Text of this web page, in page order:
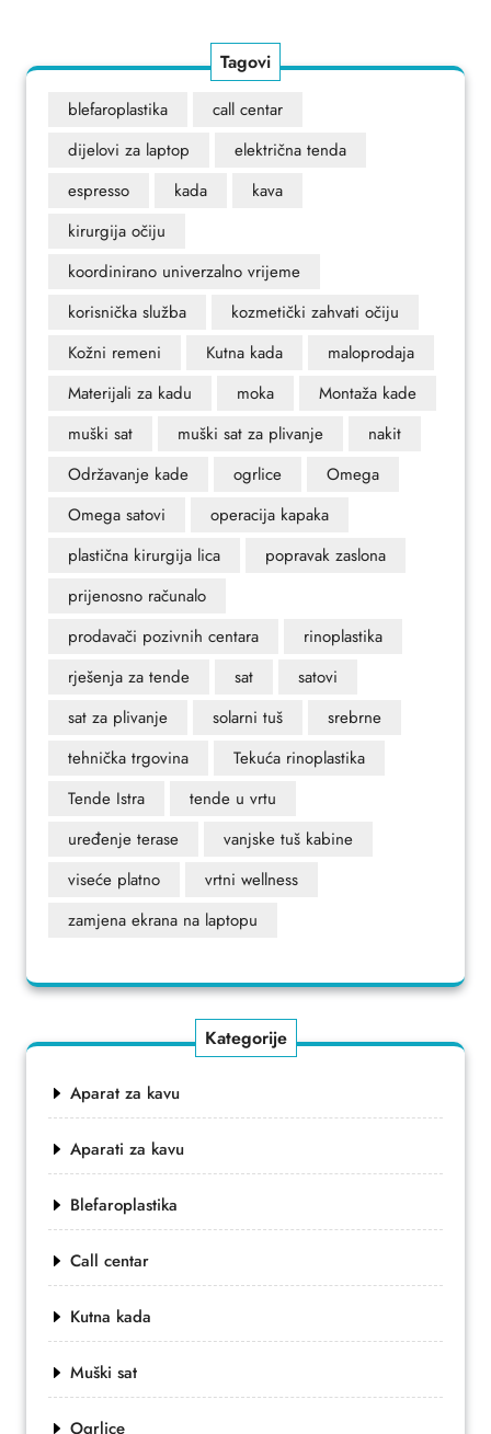
Tagovi
blefaroplastika
call centar
dijelovi za laptop
električna tenda
espresso
kada
kava
kirurgija očiju
koordinirano univerzalno vrijeme
korisnička služba
kozmetički zahvati očiju
Kožni remeni
Kutna kada
maloprodaja
Materijali za kadu
moka
Montaža kade
muški sat
muški sat za plivanje
nakit
Održavanje kade
ogrlice
Omega
Omega satovi
operacija kapaka
plastična kirurgija lica
popravak zaslona
prijenosno računalo
prodavači pozivnih centara
rinoplastika
rješenja za tende
sat
satovi
sat za plivanje
solarni tuš
srebrne
tehnička trgovina
Tekuća rinoplastika
Tende Istra
tende u vrtu
uređenje terase
vanjske tuš kabine
viseće platno
vrtni wellness
zamjena ekrana na laptopu
Kategorije
Aparat za kavu
Aparati za kavu
Blefaroplastika
Call centar
Kutna kada
Muški sat
Ogrlice